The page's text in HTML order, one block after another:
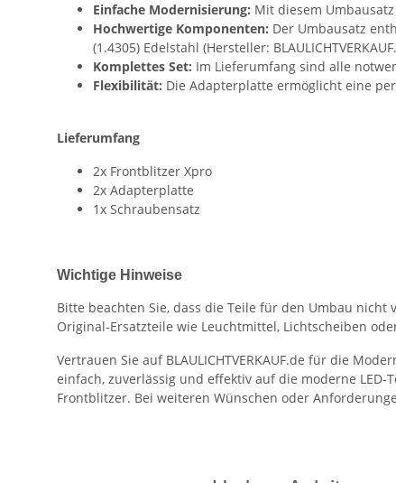
Einfache Modernisierung: Mit diesem
Hochwertige Komponenten: Der Umbausatz
(1.4305) Edelstahl (Hersteller:
Komplettes Set: Im Lieferumfang sind alle
Flexibilität: Die Adapterplatte ermöglicht eine
Lieferumfang
2x Frontblitzer Xpro
2x Adapterplatte
1x Schraubensatz
Wichtige Hinweise
Bitte beachten Sie, dass die Teile für den Umbau
Original-Ersatzteile wie Leuchtmittel, Lichtscheiben
Vertrauen Sie auf BLAULICHTVERKAUF.de für die
einfach, zuverlässig und effektiv auf die moderne
Frontblitzer. Bei weiteren Wünschen oder